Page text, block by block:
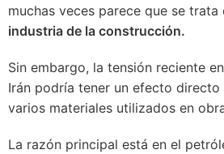
muchas veces parece que se trata
industria de la construcción.
Sin embargo, la tensión reciente
Irán podría tener un efecto
varios materiales utilizados en
La razón principal está en el